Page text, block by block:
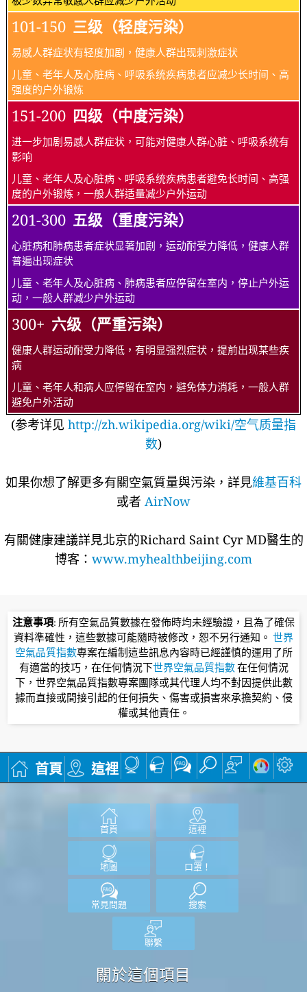
101-150 三级（轻度污染）
易感人群症状有轻度加剧，健康人群出现刺激症状
儿童、老年人及心脏病、呼吸系统疾病患者应减少长时间、高
强度的户外锻炼
151-200 四级（中度污染）
进一步加剧易感人群症状，可能对健康人群心脏、呼吸系统有
影响
儿童、老年人及心脏病、呼吸系统疾病患者避免长时间、高强
度的户外锻炼，一般人群适量减少户外运动
201-300 五级（重度污染）
心脏病和肺病患者症状显著加剧，运动耐受力降低，健康人群
普遍出现症状
儿童、老年人及心脏病、肺病患者应停留在室内，停止户外运
动，一般人群减少户外运动
300+ 六级（严重污染）
健康人群运动耐受力降低，有明显强烈症状，提前出现某些疾
病
儿童、老年人和病人应停留在室内，避免体力消耗，一般人群
避免户外活动
(参考详见 http://zh.wikipedia.org/wiki/空气质量指
数)
如果你想了解更多有關空氣質量與污染，詳見維基百科
或者 AirNow
有關健康建議詳​​見北京的Richard Saint Cyr MD醫生的
博客： www.myhealthbeijing.com
注意事項: 所有空氣品質數據在發佈時均未經驗證，且為了確保
資料準確性，這些數據可能隨時被修改，恕不另行通知。 世界
空氣品質指數專案在編制這些訊息內容時已經謹慎的運用了所
有適當的技巧，在任何情況下世界空氣品質指數在任何情況
下，世界空氣品質指數專案團隊或其代理人均不對因提供此數
據而直接或間接引起的任何損失、傷害或損害來承擔契約、侵
權或其他責任。
首頁 這裡
首頁 這裡
地圖 口罩！
常見問題 搜索
聯繫
關於這個項目